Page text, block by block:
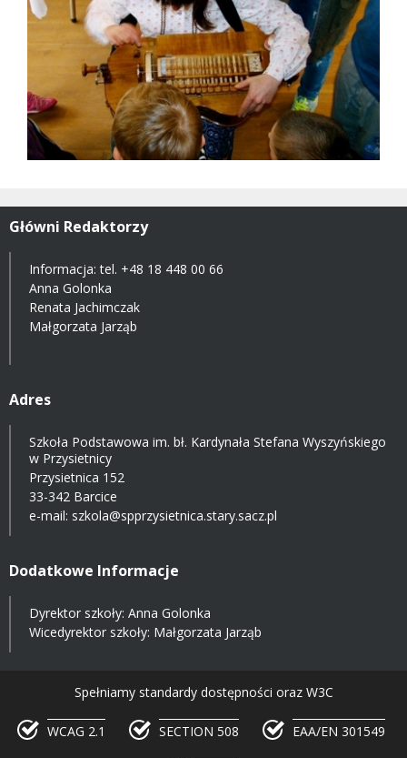
Główni Redaktorzy
Informacja: tel. +48 18 448 00 66
Anna Golonka
Renata Jachimczak
Małgorzata Jarząb
Adres
Szkoła Podstawowa im. bł. Kardynała Stefana Wyszyńskiego
w Przysietnicy
Przysietnica 152
33-342 Barcice
e-mail: szkola@spprzysietnica.stary.sacz.pl
Dodatkowe Informacje
Dyrektor szkoły: Anna Golonka
Wicedyrektor szkoły: Małgorzata Jarząb
Spełniamy standardy dostępności oraz W3C
WCAG 2.1 SECTION 508 EAA/EN 301549